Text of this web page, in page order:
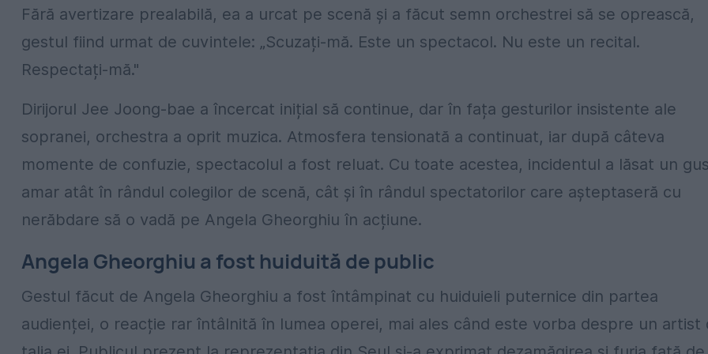
Fără avertizare prealabilă, ea a urcat pe scenă și a făcut semn orchestrei să se oprească,
gestul fiind urmat de cuvintele: „Scuzați-mă. Este un spectacol. Nu este un recital.
Respectați-mă."
Dirijorul Jee Joong-bae a încercat inițial să continue, dar în fața gesturilor insistente ale
sopranei, orchestra a oprit muzica. Atmosfera tensionată a continuat, iar după câteva
momente de confuzie, spectacolul a fost reluat. Cu toate acestea, incidentul a lăsat un
amar atât în rândul colegilor de scenă, cât și în rândul spectatorilor care așteptaseră cu
nerăbdare să o vadă pe Angela Gheorghiu în acțiune.
Angela Gheorghiu a fost huiduită de public
Gestul făcut de Angela Gheorghiu a fost întâmpinat cu huiduieli puternice din partea
audienței, o reacție rar întâlnită în lumea operei, mai ales când este vorba despre un artist